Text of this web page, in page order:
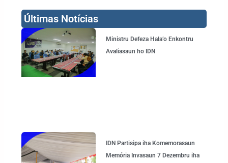
Últimas Notícias
Ministru Defeza Hala’o Enkontru
Avaliasaun ho IDN
IDN Partisipa iha Komemorasaun
Memória Invasaun 7 Dezembru iha
Page